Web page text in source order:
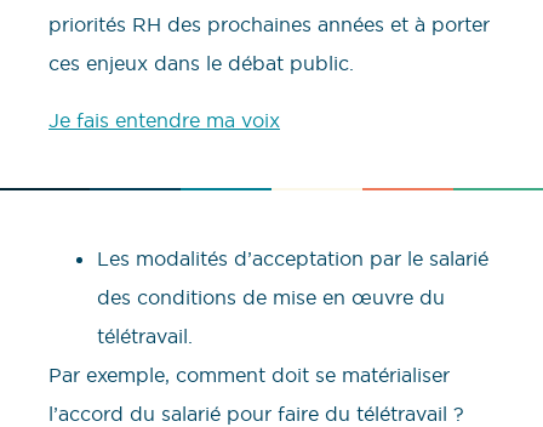
priorités RH des prochaines années et à porter
ces enjeux dans le débat public.
Je fais entendre ma voix
Les modalités d’acceptation par le salarié
des conditions de mise en œuvre du
télétravail.
Par exemple, comment doit se matérialiser
l’accord du salarié pour faire du télétravail ?